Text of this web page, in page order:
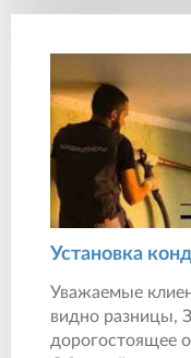
Установка
Уважаемые
видно разницы,
дорогостоящее